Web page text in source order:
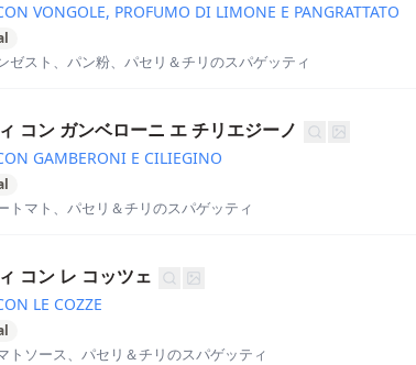
VONGOLE, PROFUMO DI LIMONE E PANGRATTATO
ゼスト、パン粉、パセリ＆チリのスパゲッティ
コン ガンベローニ エ チリエジーノ
GAMBERONI E CILIEGINO
トマト、パセリ＆チリのスパゲッティ
コン レ コッツェ
LE COZZE
トソース、パセリ＆チリのスパゲッティ